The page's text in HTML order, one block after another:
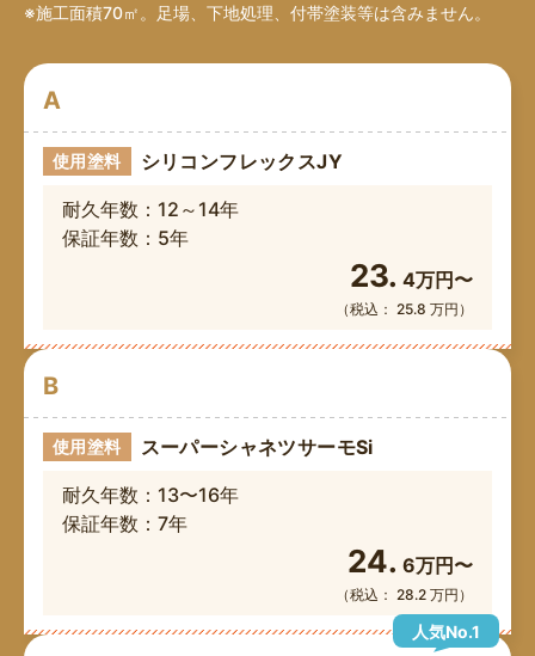
※施工面積70㎡。足場、下地処理、付帯塗装等は含みません。
A
使用塗料
シリコンフレックスJY
耐久年数：12～14年
保証年数：5年
23. 4万円〜
（税込： 25.8 万円）
B
使用塗料
スーパーシャネツサーモSi
耐久年数：13〜16年
保証年数：7年
24. 6万円〜
（税込： 28.2 万円）
人気No.1